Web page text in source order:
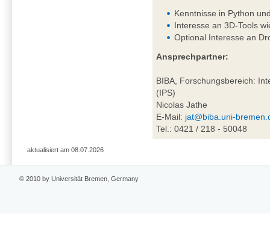
Kenntnisse in Python
Interesse an 3D-Tools
Optional Interesse an
Ansprechpartner:
BIBA, Forschungsbereich:
(IPS)
Nicolas Jathe
E-Mail: jat@biba.uni-
Tel.: 0421 / 218 - 50048
aktualisiert am 08.07.2026
© 2010 by Universität Bremen, Germany